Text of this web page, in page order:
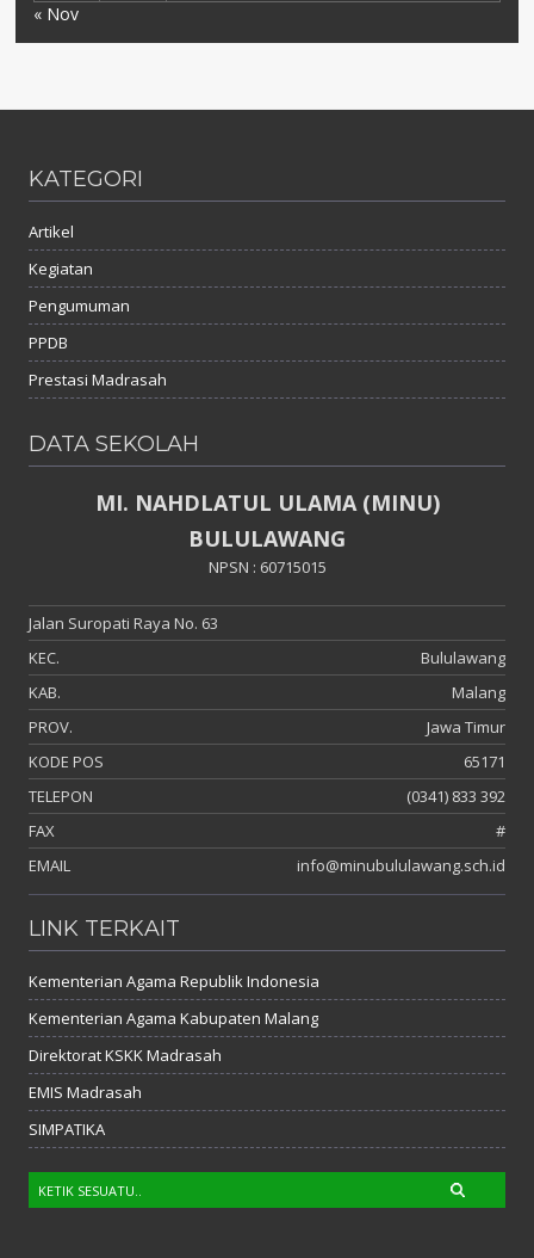
« Nov
KATEGORI
Artikel
Kegiatan
Pengumuman
PPDB
Prestasi Madrasah
DATA SEKOLAH
MI. NAHDLATUL ULAMA (MINU)
BULULAWANG
NPSN : 60715015
Jalan Suropati Raya No. 63
KEC.
Bululawang
KAB.
Malang
PROV.
Jawa Timur
KODE POS
65171
TELEPON
(0341) 833 392
FAX
#
EMAIL
info@minubululawang.sch.id
LINK TERKAIT
Kementerian Agama Republik Indonesia
Kementerian Agama Kabupaten Malang
Direktorat KSKK Madrasah
EMIS Madrasah
SIMPATIKA